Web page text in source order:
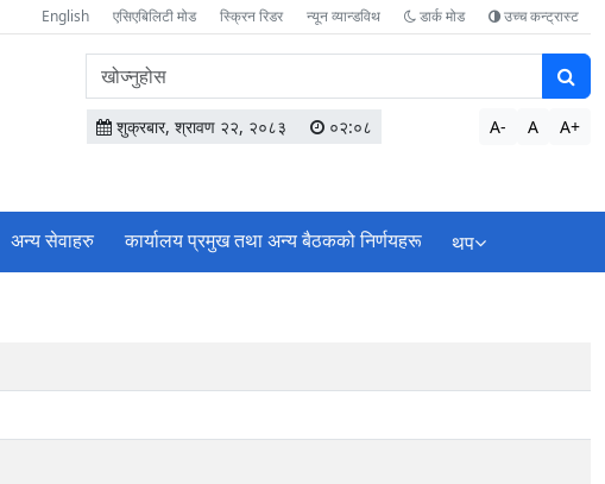
English एसिएबिलिटी मोड स्क्रिन रिडर न्यून व्यान्डविथ डार्क मोड उच्च कन्ट्रास्ट
वेबसाइटमा
सामग्री
खोज्नुहोस
शुक्रबार, श्रावण २२, २०८३ ०२:०८ A- A A+
अन्य सेवाहरु कार्यालय प्रमुख तथा अन्य बैठकको निर्णयहरू थप